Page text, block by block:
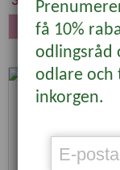
KÖP
få 10%
odlingsråd
odlare och
inkorgen.